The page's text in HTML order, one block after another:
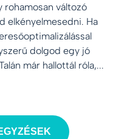
rohamosan változó
elkényelmesedni. Ha
dolgod egy jó
már hallottál róla,...